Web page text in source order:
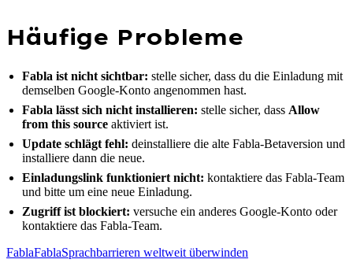
Häufige Probleme
Fabla ist nicht sichtbar: stelle sicher, dass du die Einladung mit
demselben Google-Konto angenommen hast.
Fabla lässt sich nicht installieren: stelle sicher, dass Allow
from this source aktiviert ist.
Update schlägt fehl: deinstalliere die alte Fabla-Betaversion und
installiere dann die neue.
Einladungslink funktioniert nicht: kontaktiere das Fabla-Team
und bitte um eine neue Einladung.
Zugriff ist blockiert: versuche ein anderes Google-Konto oder
kontaktiere das Fabla-Team.
FablaFablaSprachbarrieren weltweit überwinden